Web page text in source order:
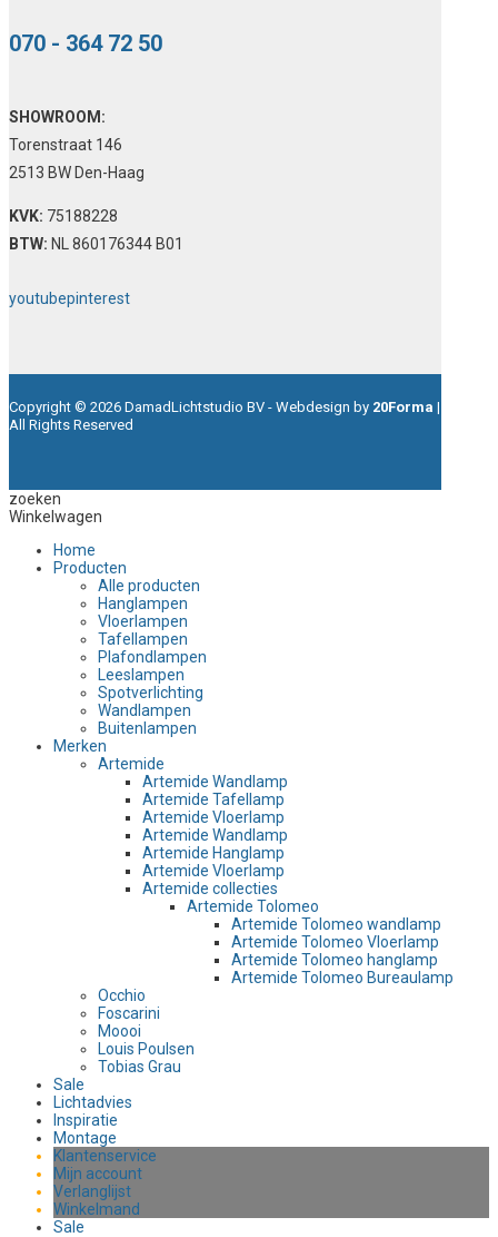
070 - 364 72 50
SHOWROOM:
Torenstraat 146
2513 BW Den-Haag
KVK: 75188228
BTW: NL 860176344 B01
youtubepinterest
Copyright © 2026 DamadLichtstudio BV - Webdesign by 20Forma |
All Rights Reserved
zoeken
Winkelwagen
Home
Producten
Alle producten
Hanglampen
Vloerlampen
Tafellampen
Plafondlampen
Leeslampen
Spotverlichting
Wandlampen
Buitenlampen
Merken
Artemide
Artemide Wandlamp
Artemide Tafellamp
Artemide Vloerlamp
Artemide Wandlamp
Artemide Hanglamp
Artemide Vloerlamp
Artemide collecties
Artemide Tolomeo
Artemide Tolomeo wandlamp
Artemide Tolomeo Vloerlamp
Artemide Tolomeo hanglamp
Artemide Tolomeo Bureaulamp
Occhio
Foscarini
Moooi
Louis Poulsen
Tobias Grau
Sale
Lichtadvies
Inspiratie
Montage
Klantenservice
Mijn account
Verlanglijst
Winkelmand
Sale